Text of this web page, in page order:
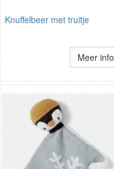
Knuffelbeer met truitje
Meer info